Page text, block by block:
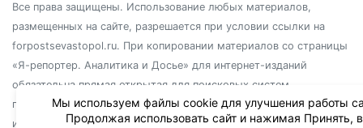
Все права защищены. Использование любых материалов,
размещенных на сайте, разрешается при условии ссылки на
forpostsevastopol.ru. При копировании материалов со страницы
«Я-репортер. Аналитика и Досье» для интернет-изданий
обязательна прямая открытая для поисковых систем
гиперссылка. Независимо от полного или частичного
использования материалов, ссылка должна быть размещена в
Мы используем файлы cookie для улучшения работы
Продолжая использовать сайт и нажимая Принять,